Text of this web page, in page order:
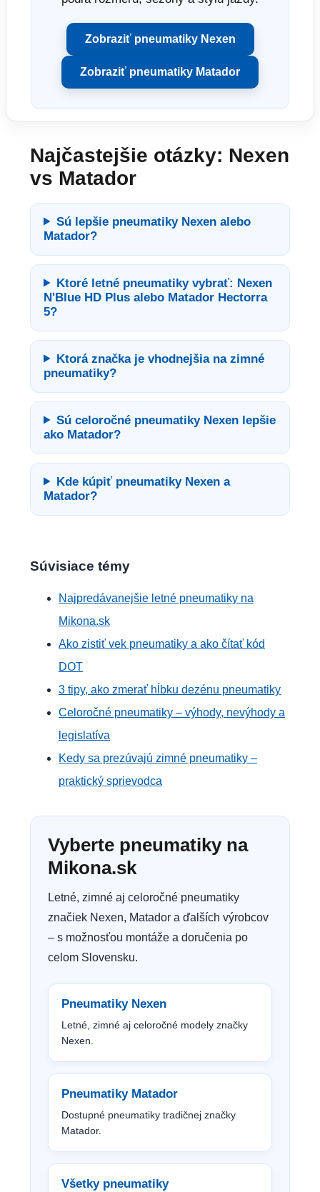
Zobraziť pneumatiky Nexen
Zobraziť pneumatiky Matador
Najčastejšie otázky: Nexen
vs Matador
Sú lepšie pneumatiky Nexen alebo
Matador?
Ktoré letné pneumatiky vybrať: Nexen
N'Blue HD Plus alebo Matador Hectorra
5?
Ktorá značka je vhodnejšia na zimné
pneumatiky?
Sú celoročné pneumatiky Nexen lepšie
ako Matador?
Kde kúpiť pneumatiky Nexen a
Matador?
Súvisiace témy
Najpredávanejšie letné pneumatiky na
Mikona.sk
Ako zistiť vek pneumatiky a ako čítať kód
DOT
3 tipy, ako zmerať hĺbku dezénu pneumatiky
Celoročné pneumatiky – výhody, nevýhody a
legislatíva
Kedy sa prezúvajú zimné pneumatiky –
praktický sprievodca
Vyberte pneumatiky na
Mikona.sk
Letné, zimné aj celoročné pneumatiky
značiek Nexen, Matador a ďalších výrobcov
– s možnosťou montáže a doručenia po
celom Slovensku.
Pneumatiky Nexen
Letné, zimné aj celoročné modely značky
Nexen.
Pneumatiky Matador
Dostupné pneumatiky tradičnej značky
Matador.
Všetky pneumatiky